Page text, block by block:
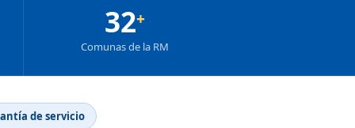
32+
Comunas de la RM
de servicio